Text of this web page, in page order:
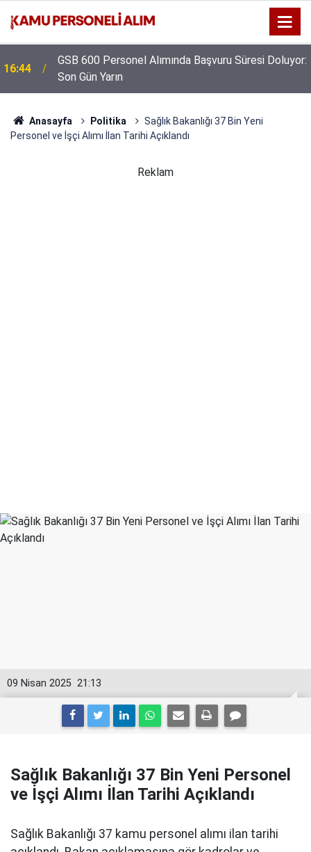
16:44
GSB 600 Personel Alımında Başvuru Süresi Doluyor:
Son Gün Yarın
Anasayfa Politika
Sağlık Bakanlığı 37 Bin Yeni
Personel ve İşçi Alımı İlan Tarihi Açıklandı
Reklam
21:13
09 Nisan 2025
Sağlık Bakanlığı 37 Bin Yeni Personel
ve İşçi Alımı İlan Tarihi Açıklandı
Sağlık Bakanlığı 37 kamu personel alımı ilan tarihi